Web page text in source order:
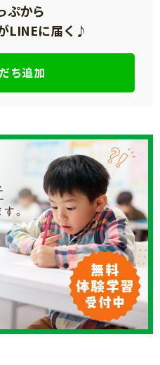
ぷから
LINEに届く♪
ち追加